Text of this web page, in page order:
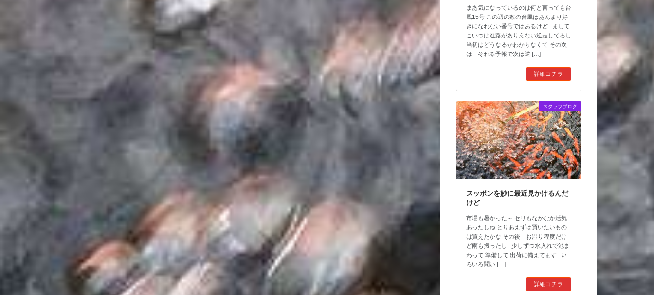
まあ気になっているのは何と言っても台
風15号 この辺の数の台風はあんまり好
きになれない番号ではあるけど まして
こいつは進路がありえない逆走してるし
当初はどうなるかわからなくて その次
は それる予報で次は逆 […]
詳細コチラ
スタッフブログ
スッポンを妙に最近見かけるんだ
けど
市場も暑かった～ セリもなかなか活気
あったしね とりあえずは買いたいもの
は買えたかな その後 お湿り程度だけ
ど雨も振ったし 少しずつ水入れで池ま
わって 準備して 出荷に備えてます い
ろいろ聞い […]
詳細コチラ